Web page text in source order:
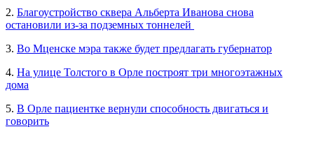
2. Благоустройство сквера Альберта Иванова снова
остановили из-за подземных тоннелей
3. Во Мценске мэра также будет предлагать губернатор
4. На улице Толстого в Орле построят три многоэтажных
дома
5. В Орле пациентке вернули способность двигаться и
говорить